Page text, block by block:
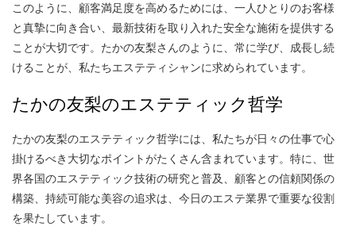
このように、顧客満足度を高めるためには、一人ひとりのお客様
と真摯に向き合い、最新技術を取り入れた安全な施術を提供する
ことが大切です。たかの友梨さんのように、常に学び、成長し続
けることが、私たちエステティシャンに求められています。
たかの友梨のエステティック哲学
たかの友梨のエステティック哲学には、私たちが日々の仕事で心
掛けるべき大切なポイントがたくさん含まれています。特に、世
界各国のエステティック技術の研究と普及、顧客との信頼関係の
構築、持続可能な美容の追求は、今日のエステ業界で重要な役割
を果たしています。